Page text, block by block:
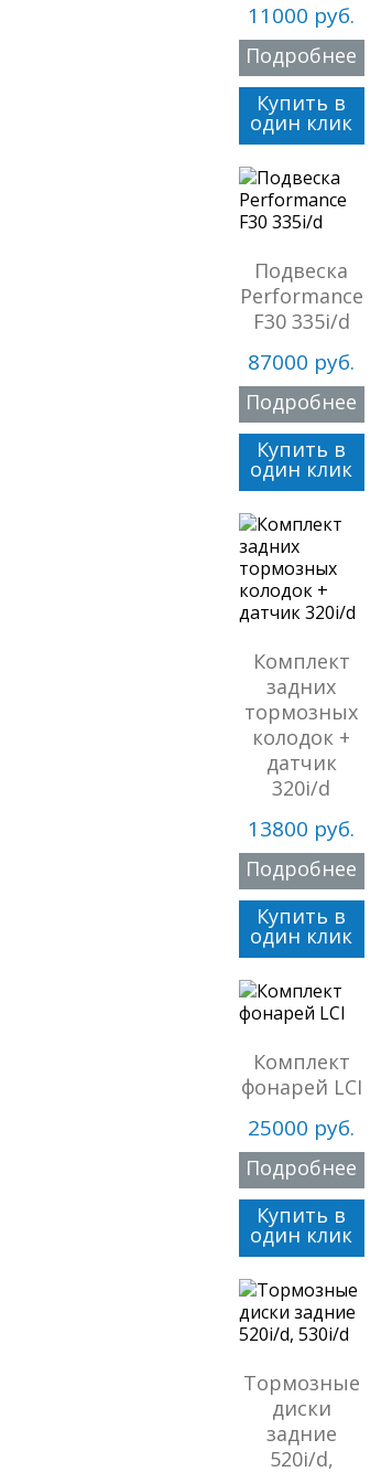
11000 руб.
Подробнее
Купить в
один клик
Подвеска
Performance
F30 335i/d
87000 руб.
Подробнее
Купить в
один клик
Комплект
задних
тормозных
колодок +
датчик
320i/d
13800 руб.
Подробнее
Купить в
один клик
Комплект
фонарей LCI
25000 руб.
Подробнее
Купить в
один клик
Тормозные
диски
задние
520i/d,